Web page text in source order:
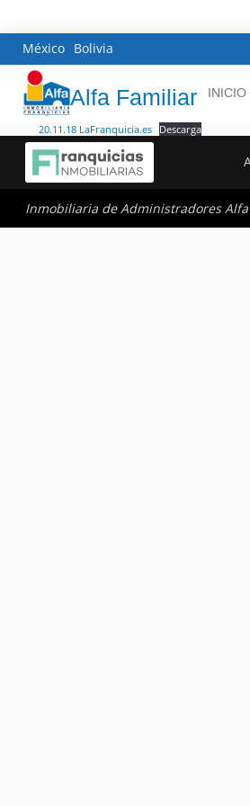
México Bolivia
Alfa Familiar INICIO
20.11.18 LaFranquicia.es Descarga
Inmobiliaria de Administradores Alfa